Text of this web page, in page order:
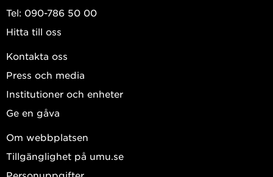
Tel: 090-786 50 00
Hitta till oss
Kontakta oss
Press och media
Institutioner och enheter
Ge en gåva
Om webbplatsen
Tillgänglighet på umu.se